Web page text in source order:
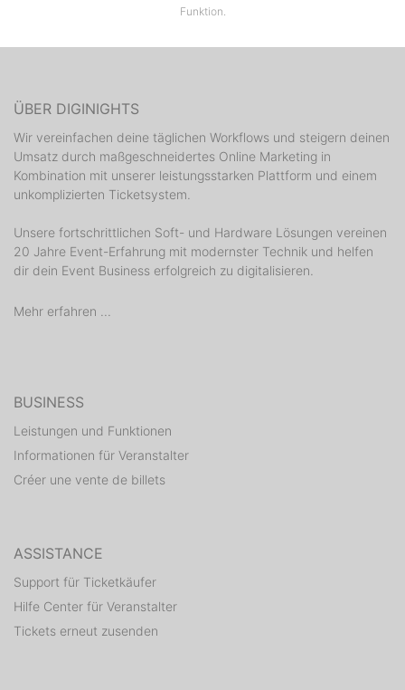
Funktion.
ÜBER DIGINIGHTS
Wir vereinfachen deine täglichen Workflows und steigern deinen
Umsatz durch maßgeschneidertes Online Marketing in
Kombination mit unserer leistungsstarken Plattform und einem
unkomplizierten Ticketsystem.
Unsere fortschrittlichen Soft- und Hardware Lösungen vereinen
20 Jahre Event-Erfahrung mit modernster Technik und helfen
dir dein Event Business erfolgreich zu digitalisieren.
Mehr erfahren ...
BUSINESS
Leistungen und Funktionen
Informationen für Veranstalter
Créer une vente de billets
ASSISTANCE
Support für Ticketkäufer
Hilfe Center für Veranstalter
Tickets erneut zusenden